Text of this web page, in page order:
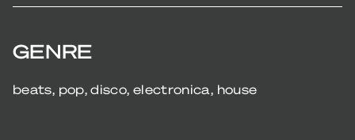
GENRE
beats, pop, disco, electronica, house